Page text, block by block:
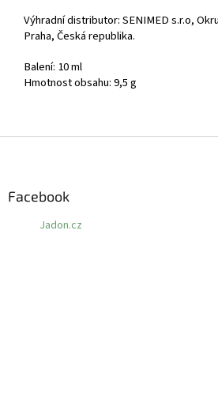
Výhradní distributor: SENIMED s.r.o,
Praha, Česká republika.
Balení: 10 ml
Hmotnost obsahu: 9,5 g
Facebook
Jadon.cz